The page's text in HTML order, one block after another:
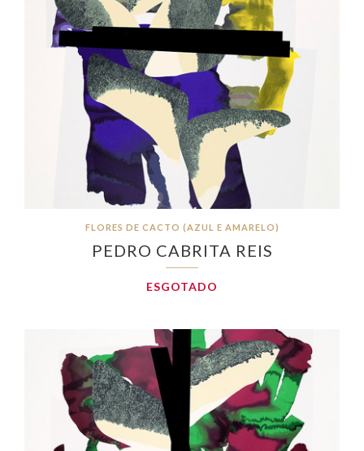
FLORES DE CACTO (AZUL E AMARELO)
PEDRO CABRITA REIS
ESGOTADO